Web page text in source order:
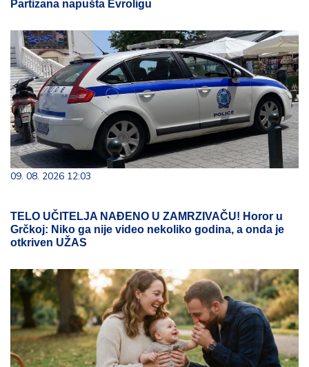
Partizana napušta Evroligu
09. 08. 2026 12:03
TELO UČITELJA NAĐENO U ZAMRZIVAČU! Horor u
Grčkoj: Niko ga nije video nekoliko godina, a onda je
otkriven UŽAS